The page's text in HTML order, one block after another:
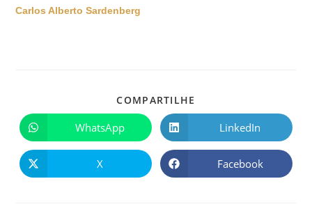
Carlos Alberto Sardenberg
COMPARTILHE
WhatsApp LinkedIn
X Facebook